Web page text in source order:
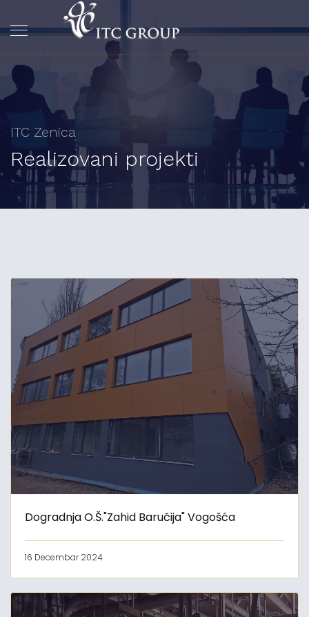
ITC Zenica
Realizovani projekti
Dogradnja O.Š."Zahid Baručija" Vogošća
16 Decembar 2024